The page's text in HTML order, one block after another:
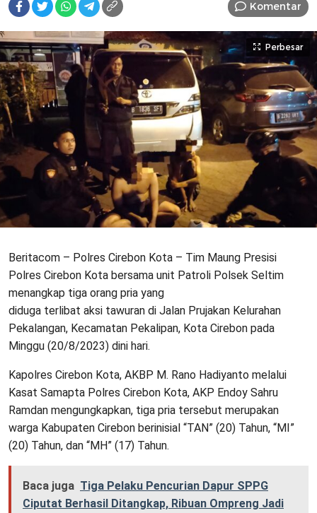
Komentar
Perbesar
Beritacom – Polres Cirebon Kota – Tim Maung Presisi
Polres Cirebon Kota bersama unit Patroli Polsek Seltim
menangkap tiga orang pria yang
diduga terlibat aksi tawuran di Jalan Prujakan Kelurahan
Pekalangan, Kecamatan Pekalipan, Kota Cirebon pada
Minggu (20/8/2023) dini hari.
Kapolres Cirebon Kota, AKBP M. Rano Hadiyanto melalui
Kasat Samapta Polres Cirebon Kota, AKP Endoy Sahru
Ramdan mengungkapkan, tiga pria tersebut merupakan
warga Kabupaten Cirebon berinisial “TAN” (20) Tahun, “MI”
(20) Tahun, dan “MH” (17) Tahun.
Baca juga Tiga Pelaku Pencurian Dapur SPPG
Ciputat Berhasil Ditangkap, Ribuan Ompreng Jadi